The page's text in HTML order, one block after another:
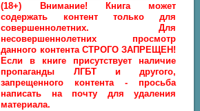
(18+) Внимание! Книга может
содержать контент только для
совершеннолетних. Для
несовершеннолетних просмотр
данного контента СТРОГО ЗАПРЕЩЕН!
Если в книге присутствует наличие
пропаганды ЛГБТ и другого,
запрещенного контента - просьба
написать на почту для удаления
материала.